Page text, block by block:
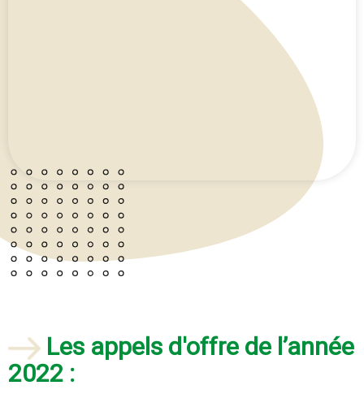
Les appels d'offre de l’année
2022 :